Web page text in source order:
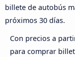
billete de autobús
próximos 30 días.
Con precios a
para comprar